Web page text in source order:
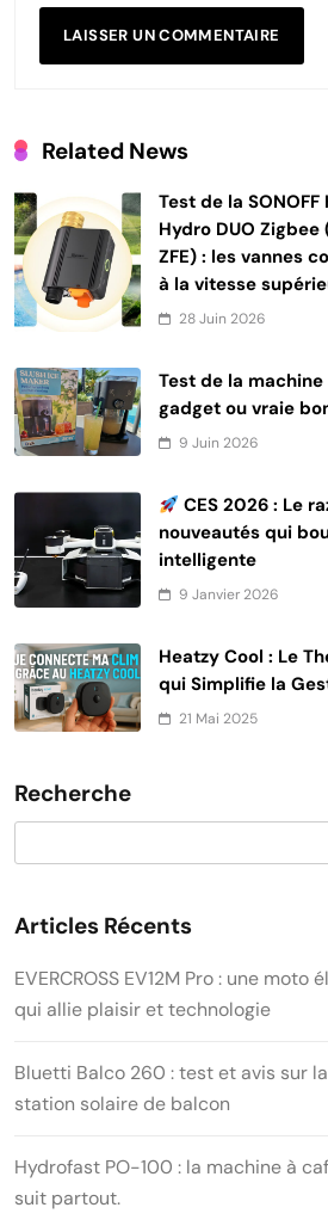
Related News
Test de la
Hydro DUO Zigbee
ZFE) : les vannes
à la vitesse
28 Juin 2026
Test de la
gadget ou vraie
9 Juin 2026
CES 2026 : Le
nouveautés qui
intelligente
9 Janvier 2026
Heatzy Cool : Le
qui Simplifie la
21 Mai 2025
Recherche
Articles Récents
EVERCROSS EV12M Pro : une
qui allie plaisir et technologie
Bluetti Balco 260 : test et avis sur
station solaire de balcon
Hydrofast PO-100 : la machine à
suit partout.